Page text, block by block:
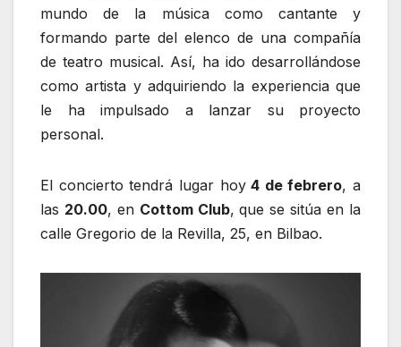
mundo de la música como cantante y
formando parte del elenco de una compañía
de teatro musical. Así, ha ido desarrollándose
como artista y adquiriendo la experiencia que
le ha impulsado a lanzar su proyecto
personal.
El concierto tendrá lugar hoy4 de febrero, a
las 20.00, en Cottom Club, que se sitúa en la
calle Gregorio de la Revilla, 25, en Bilbao.